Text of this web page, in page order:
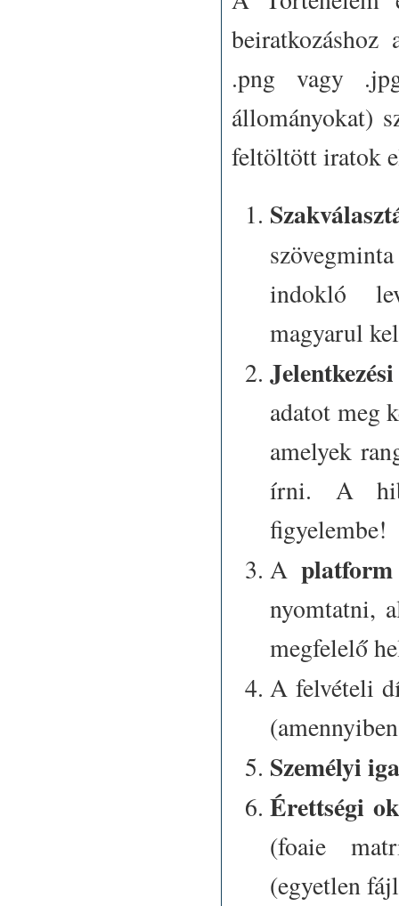
.png vagy
állományokat)
feltöltött iratok
indokló
magyarul
adatot meg
amelyek
írni. A
figyelembe!
A
nyomtatni,
megfelelő
A felvételi
Személyi
Érettségi
(foaie
(egyetlen